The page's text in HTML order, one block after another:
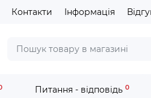
Контакти Інформація
Питання - відповідь 0
P-13580